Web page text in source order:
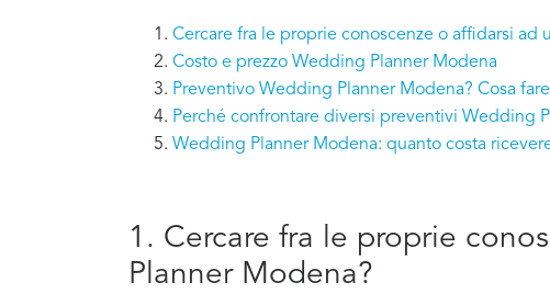
Cercare fra le proprie conoscenze o affidarsi
Costo e prezzo Wedding Planner Modena
Preventivo Wedding Planner Modena? Cosa fare
Perché confrontare diversi preventivi Wedding
Wedding Planner Modena: quanto costa
1. Cercare fra le proprie
Planner Modena?